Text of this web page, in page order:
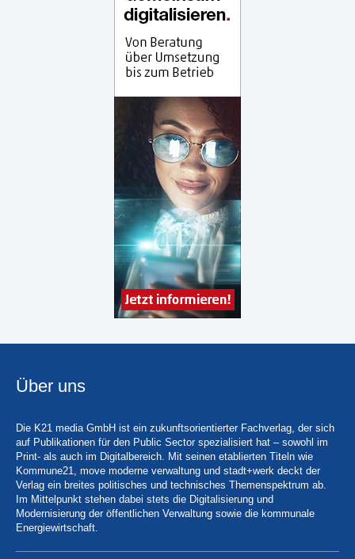
Über uns
Die K21 media GmbH ist ein zukunftsorientierter Fachverlag, der sich
auf Publikationen für den Public Sector spezialisiert hat – sowohl im
Print- als auch im Digitalbereich. Mit seinen etablierten Titeln wie
Kommune21, move moderne verwaltung und stadt+werk deckt der
Verlag ein breites politisches und technisches Themenspektrum ab.
Im Mittelpunkt stehen dabei stets die Digitalisierung und
Modernisierung der öffentlichen Verwaltung sowie die kommunale
Energiewirtschaft.